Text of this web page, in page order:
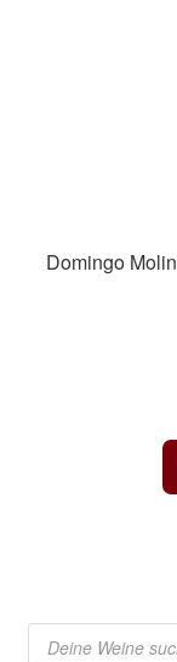
Domingo
Products
search